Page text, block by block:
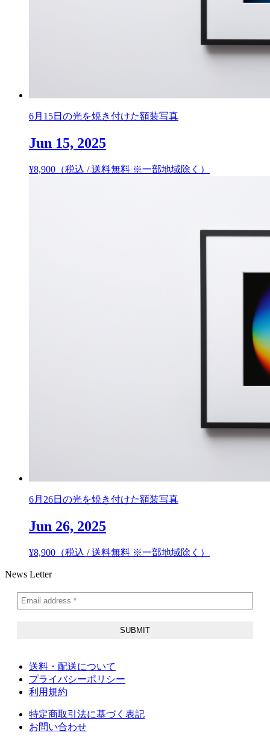
6月15日の光を焼き付けた額装写真
Jun 15, 2025
¥8,900 （税込 / 送料無料 ※一部地域除く）
6月26日の光を焼き付けた額装写真
Jun 26, 2025
¥8,900 （税込 / 送料無料 ※一部地域除く）
News Letter
送料・配送について
プライバシーポリシー
利用規約
特定商取引法に基づく表記
お問い合わせ